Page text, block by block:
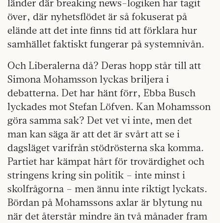
länder där breaking news-logiken har tagit
över, där nyhetsflödet är så fokuserat på
elände att det inte finns tid att förklara hur
samhället faktiskt fungerar på systemnivån.
Och Liberalerna då? Deras hopp står till att
Simona Mohamsson lyckas briljera i
debatterna. Det har hänt förr, Ebba Busch
lyckades mot Stefan Löfven. Kan Mohamsson
göra samma sak? Det vet vi inte, men det
man kan säga är att det är svårt att se i
dagsläget varifrån stödrösterna ska komma.
Partiet har kämpat hårt för trovärdighet och
stringens kring sin politik – inte minst i
skolfrågorna – men ännu inte riktigt lyckats.
Bördan på Mohamssons axlar är blytung nu
när det återstår mindre än två månader fram